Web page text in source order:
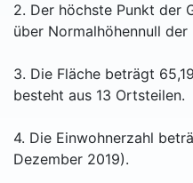
2. Der höchste Punkt der
über Normalhöhennull
3. Die Fläche beträgt
besteht aus 13 Ortsteilen.
4. Die Einwohnerzahl
Dezember 2019).